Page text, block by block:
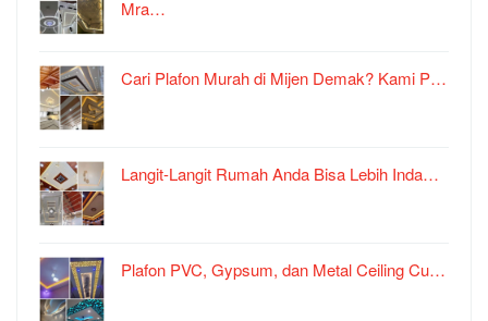
Mra…
Cari Plafon Murah di Mijen Demak? Kami P…
Langit-Langit Rumah Anda Bisa Lebih Inda…
Plafon PVC, Gypsum, dan Metal Ceiling Cu…